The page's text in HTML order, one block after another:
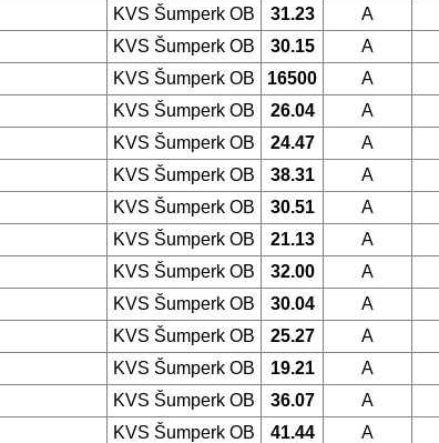
KVS Šumperk OB 31.23 A
KVS Šumperk OB 30.15 A
KVS Šumperk OB 16500 A
KVS Šumperk OB 26.04 A
KVS Šumperk OB 24.47 A
KVS Šumperk OB 38.31 A
KVS Šumperk OB 30.51 A
KVS Šumperk OB 21.13 A
KVS Šumperk OB 32.00 A
KVS Šumperk OB 30.04 A
KVS Šumperk OB 25.27 A
KVS Šumperk OB 19.21 A
KVS Šumperk OB 36.07 A
KVS Šumperk OB 41.44 A